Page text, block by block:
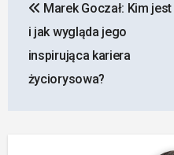
wpisu
Marek Goczał: Kim jest
i jak wygląda jego
inspirująca kariera
życiorysowa?